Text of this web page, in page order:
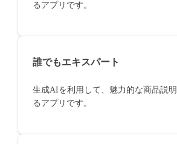
るアプリです。
誰でもエキスパート
生成AIを利用して、魅力的な商品説
るアプリです。